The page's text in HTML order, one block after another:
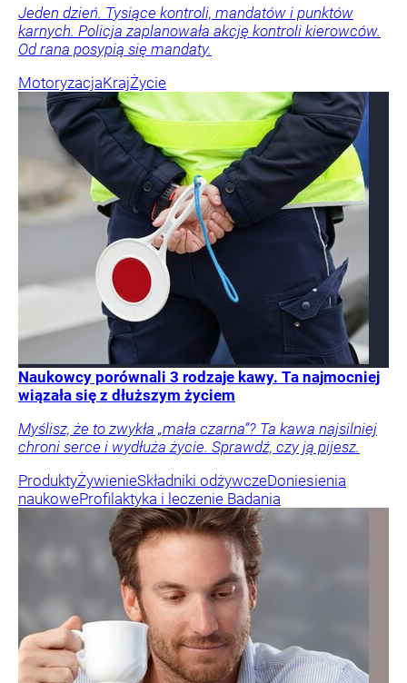
Jeden dzień. Tysiące kontroli, mandatów i punktów
karnych. Policja zaplanowała akcję kontroli kierowców.
Od rana posypią się mandaty.
MotoryzacjaKrajŻycie
Naukowcy porównali 3 rodzaje kawy. Ta najmocniej
wiązała się z dłuższym życiem
Myślisz, że to zwykła „mała czarna”? Ta kawa najsilniej
chroni serce i wydłuża życie. Sprawdź, czy ją pijesz.
ProduktyŻywienieSkładniki odżywczeDoniesienia
naukoweProfilaktyka i leczenie Badania